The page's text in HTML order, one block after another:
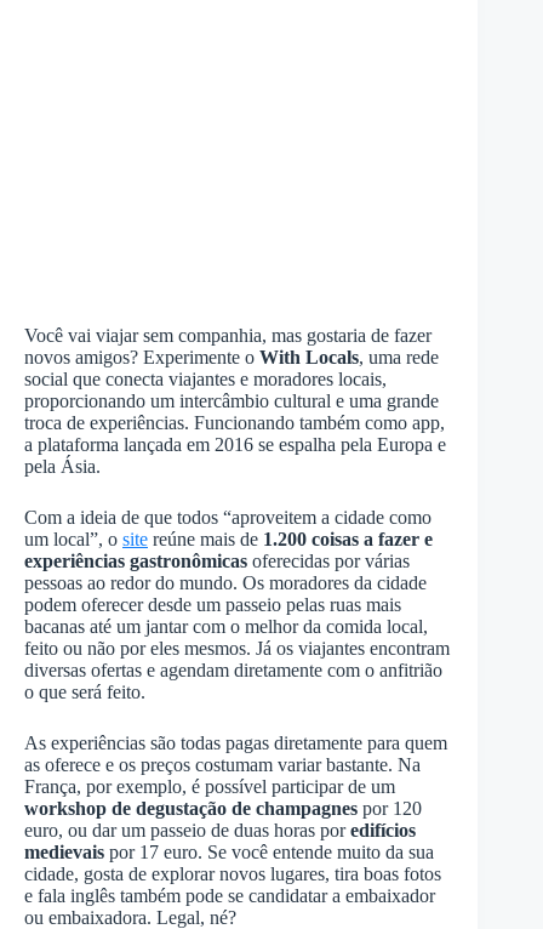
Você vai viajar sem companhia, mas gostaria de fazer
novos amigos? Experimente o With Locals, uma rede
social que conecta viajantes e moradores locais,
proporcionando um intercâmbio cultural e uma grande
troca de experiências. Funcionando também como app,
a plataforma lançada em 2016 se espalha pela Europa e
pela Ásia.
Com a ideia de que todos “aproveitem a cidade como
um local”, o site reúne mais de 1.200 coisas a fazer e
experiências gastronômicas oferecidas por várias
pessoas ao redor do mundo. Os moradores da cidade
podem oferecer desde um passeio pelas ruas mais
bacanas até um jantar com o melhor da comida local,
feito ou não por eles mesmos. Já os viajantes encontram
diversas ofertas e agendam diretamente com o anfitrião
o que será feito.
As experiências são todas pagas diretamente para quem
as oferece e os preços costumam variar bastante. Na
França, por exemplo, é possível participar de um
workshop de degustação de champagnes por 120
euro, ou dar um passeio de duas horas poredifícios
medievais por 17 euro. Se você entende muito da sua
cidade, gosta de explorar novos lugares, tira boas fotos
e fala inglês também pode se candidatar a embaixador
ou embaixadora. Legal, né?